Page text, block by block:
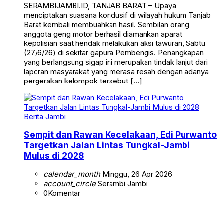
SERAMBIJAMBI.ID, TANJAB BARAT – Upaya
menciptakan suasana kondusif di wilayah hukum Tanjab
Barat kembali membuahkan hasil. Sembilan orang
anggota geng motor berhasil diamankan aparat
kepolisian saat hendak melakukan aksi tawuran, Sabtu
(27/6/26) di sekitar gapura Pembengis. Penangkapan
yang berlangsung sigap ini merupakan tindak lanjut dari
laporan masyarakat yang merasa resah dengan adanya
pergerakan kelompok tersebut […]
Berita Jambi
Sempit dan Rawan Kecelakaan, Edi Purwanto
Targetkan Jalan Lintas Tungkal-Jambi
Mulus di 2028
calendar_monthMinggu, 26 Apr 2026
account_circleSerambi Jambi
0Komentar